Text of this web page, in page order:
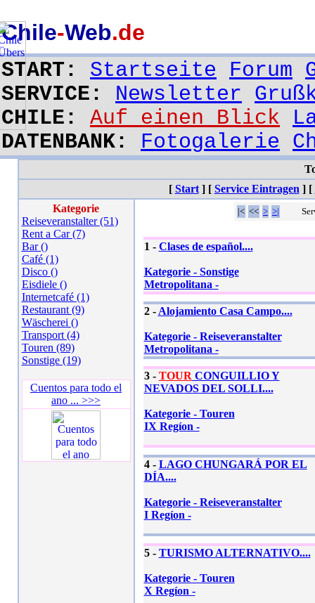
Chile-Web.de
START: Startseite Forum
SERVICE: Newsletter
CHILE: Auf einen Blick
DATENBANK: Fotogalerie
[ Start][ Service Eintragen ][
Kategorie
Reiseveranstalter (51)
Rent a Car (7)
Bar ()
Café (1)
Disco ()
Eisdiele ()
Internetcafé (1)
Restaurant (9)
Wäscherei ()
Transport (4)
Touren (89)
Sonstige (19)
Cuentos para todo el
ano ... >>>
|< << > >|
1 - Clases de español....
Kategorie - Sonstige
Metropolitana -
2 - Alojamiento Casa Campo....
Kategorie - Reiseveranstalter
Metropolitana -
3 - TOUR CONGUILLIO Y
NEVADOS DEL SOLLI....
Kategorie - Touren
IX Regíon -
4 - LAGO CHUNGARÁ POR EL
DÍA....
Kategorie - Reiseveranstalter
I Regíon -
5 - TURISMO ALTERNATIVO....
Kategorie - Touren
X Regíon -